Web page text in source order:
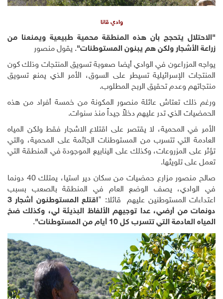
وادي قانا
"الاحتلال يتحجج بأن هذه المنطقة محمية طبيعية ويمنعنا من
زراعة الأشجار ولكن هم يبنون المستوطنات". يقول منصور
يواجه المزراعون في الوادي أيضا صعوبة تسويق المنتجات وذلك كون
المنتجات الإسرائيلية تسيطر على السوق، الأمر الذي يمنع تسويق
منتجاتهم وعدم تحقيق الربح المطلوب.
ورغم ذلك تعتاش عائلة منصور المكونة من خمسة أفراد من هذه
الحمضيات الذي تدر عليهم دخلاً جيداً منذ سنوات.
الأمر في المحمية، لا يقتصر على اقتلاع الاشجار فقط ولكن المياه
العادمة التي تتسرب من المستوطنات الجاثمة على المحمية، والتي
تؤثر على المزروعات، وكذلك على الينابيع الموجودة في المنطقة التي
تعمل على تلويثها.
صالح منصور مزارع حمضيات من سكان دير استيا، يمتلك 40 دونما
في الوادي، يصف الوضع العام في المنطقة بالصعب بسبب
اعتداءات المستوطنين عليهم قائلا: "
اقتلع المستوطنون أشجار 3
دونمات من أرضي، عدا توجيهم الألفاظ البذيئة لي، وكذلك ضخ
المياه العادمة التي تتسرب كل 10 أيام من المستوطنات"
.